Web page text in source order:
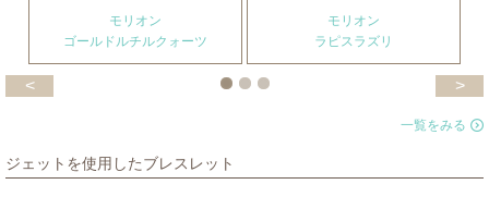
モリオン
ゴールドルチルクォーツ
モリオン
ラピスラズリ
< >
一覧をみる
ジェットを使用したブレスレット